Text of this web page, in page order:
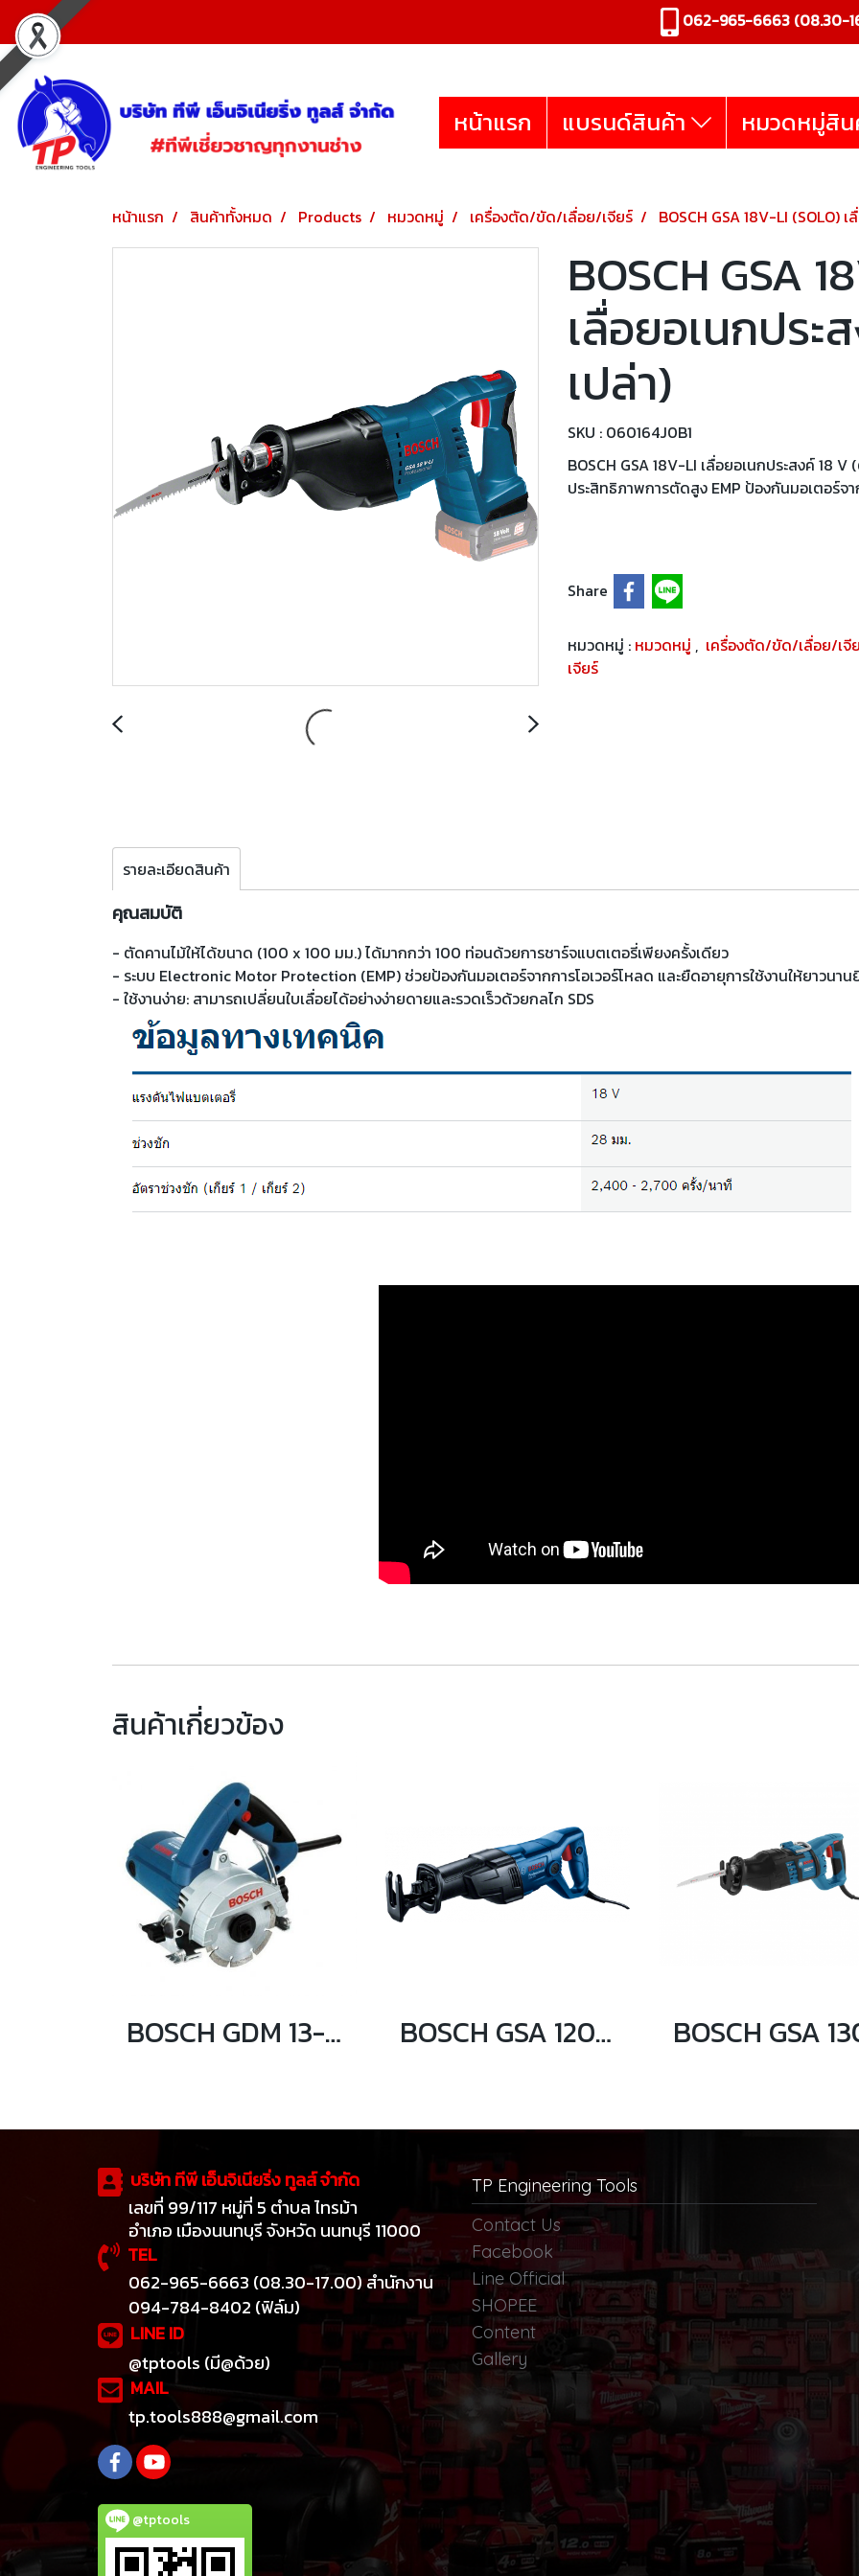
062-965-6663 (08.30-
หน้าแรก แบรนด์สินค้า หมวดหมู่สิน
หน้าแรก สินค้าทั้งหมด Products หมวดหมู่ เครื่องตัด/ขัด/เลื่อย/เจียร์ BOSCH GSA 18V-LI (SOLO)
BOSCH GSA
เลื่อยอเนกประ
เปล่า)
SKU : 060164J0B1
BOSCH GSA 18V-LI เลื่อยอเนกประสงค์ 18
ประสิทธิภาพการตัดสูง EMP ป้องกันมอเตอร์จา
Share
หมวดหมู่ : หมวดหมู่ , เครื่องตัด/ขัด/เลื่อย/เจี
เจียร์
รายละเอียดสินค้า
คุณสมบัติ
- ตัดคานไม้ให้ได้ขนาด (100 x 100 มม.) ได้มากกว่า 100 ท่อนด้วยการชาร์จแบตเตอรี่เพียงครั้งเดียว
- ระบบ Electronic Motor Protection (EMP) ช่วยป้องกันมอเตอร์จากการโอเวอร์โหลด และยืดอายุการใช้งานให้ยาวนาน
- ใช้งานง่าย: สามารถเปลี่ยนใบเลื่อยได้อย่างง่ายดายและรวดเร็วด้วยกลไก SDS
สินค้าเกี่ยวข้อง
BOSCH GDM 13-34 เครื่องตัดหินอ่อน 1300 วัตต์ (ไม่มีสายน้ำ) BOSCH GSA 120 เลื่อยชักอเนกประสงค์ 1200 วัตต์
บริษัท ทีพี เอ็นจิเนียริ่ง ทูลส์ จำกัด
เลขที่ 99/117 หมู่ที่ 5 ตำบล ไทรม้า
อำเภอ เมืองนนทบุรี จังหวัด นนทบุรี 11000
TEL
062-965-6663 (08.30-17.00) สำนักงาน
094-784-8402 (ฟิล์ม)
LINE ID
@tptools (มี@ด้วย)
MAIL
tp.tools888@gmail.com
@tptools
TP Engineering Tools
Contact Us
Facebook
Line Official
SHOPEE
Content
Gallery